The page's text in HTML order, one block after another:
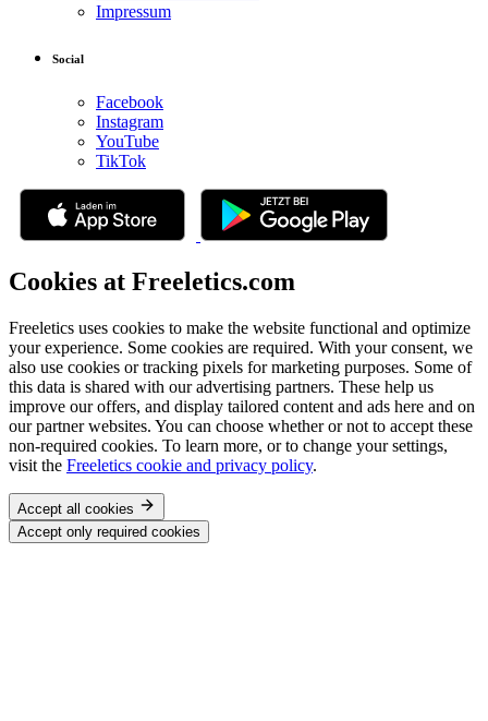
Impressum
Social
Facebook
Instagram
YouTube
TikTok
Cookies at Freeletics.com
Freeletics uses cookies to make the website functional and optimize
your experience. Some cookies are required. With your consent, we
also use cookies or tracking pixels for marketing purposes. Some of
this data is shared with our advertising partners. These help us
improve our offers, and display tailored content and ads here and on
our partner websites. You can choose whether or not to accept these
non-required cookies. To learn more, or to change your settings,
visit the Freeletics cookie and privacy policy.
Accept all cookies
Accept only required cookies